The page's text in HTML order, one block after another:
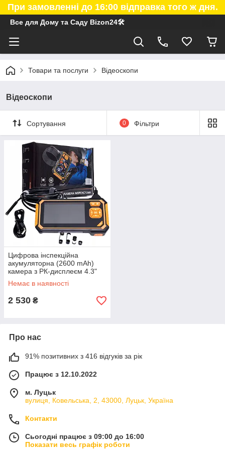
При замовленні до 16:00 відправка того ж дня.
Все для Дому та Саду Bizon24🛠
Товари та послуги Відеоскопи
Відеоскопи
Сортування 0 Фільтри
Цифрова інспекційна
акумуляторна (2600 mAh)
камера з РК-дисплеєм 4.3"
Kraft&Dele KD10413
Немає в наявності
2 530 ₴
Про нас
91% позитивних з 416 відгуків за рік
Працює з 12.10.2022
м. Луцьк
вулиця, Ковельська, 2, 43000, Луцьк, Україна
Контакти
Сьогодні працює з 09:00 до 16:00
Показати весь графік роботи